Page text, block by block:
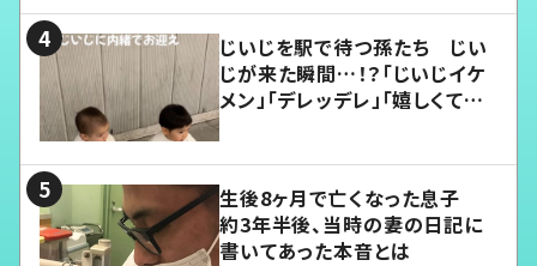
じいじを駅で待つ孫たち じい
じが来た瞬間…！？「じいじイケ
メン」「デレッデレ」「嬉しくて可
生後8ヶ月で亡くなった息子
約3年半後、当時の妻の日記に
書いてあった本音とは